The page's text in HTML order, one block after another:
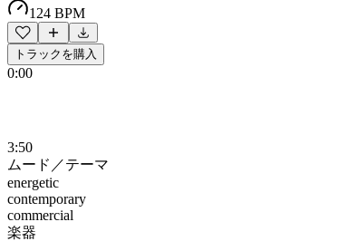
124 BPM
トラックを購入
0:00
3:50
ムード／テーマ
energetic
contemporary
commercial
楽器